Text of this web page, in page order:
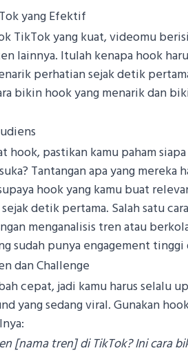
yang Efektif
TikTok yang kuat, videomu
lainnya. Itulah kenapa hook
perhatian sejak detik
bikin hook yang menarik dan
hook, pastikan kamu paham
Tantangan apa yang mereka
hook yang kamu buat
detik pertama. Salah satu
menganalisis tren atau
sudah punya engagement tinggi
dan Challenge
cepat, jadi kamu harus selalu
yang sedang viral. Gunakan
[nama tren] di TikTok? Ini cara